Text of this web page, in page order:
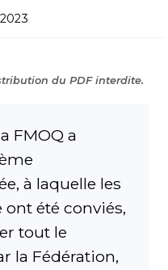
du PDF interdite.
FMOQ a
à laquelle les
été conviés,
tout le
la Fédération,